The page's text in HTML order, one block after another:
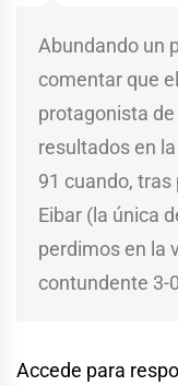
Abundando un
comentar que
protagonista
resultados en
91 cuando, tras
Eibar (la única
perdimos en la
contundente 3-0
Accede para